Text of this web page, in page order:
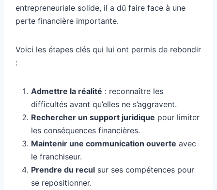
entrepreneuriale solide, il a dû faire face à une
perte financière importante.
Voici les étapes clés qui lui ont permis de rebondir
:
Admettre la réalité : reconnaître les
difficultés avant qu’elles ne s’aggravent.
Rechercher un support juridique pour limiter
les conséquences financières.
Maintenir une communication ouverte avec
le franchiseur.
Prendre du recul sur ses compétences pour
se repositionner.